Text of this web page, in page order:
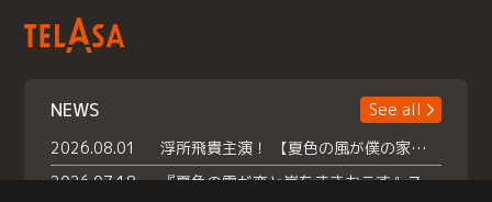
NEWS
See all
2026.08.01
浮所飛貴主演！ 【夏色の風が僕の家にやってきた】 本日よりテラサで独占配信スタート！
2026.07.18
『夏色の雲が恋と嵐をまきおこす』スペシャルメイキング 【Part1】2026年７月18日（土）23時30分～配信スタート！話題のシーンの裏側を大公開！豪華キャスト大集合！ 『武宮家 真夏の家族会議』開催！